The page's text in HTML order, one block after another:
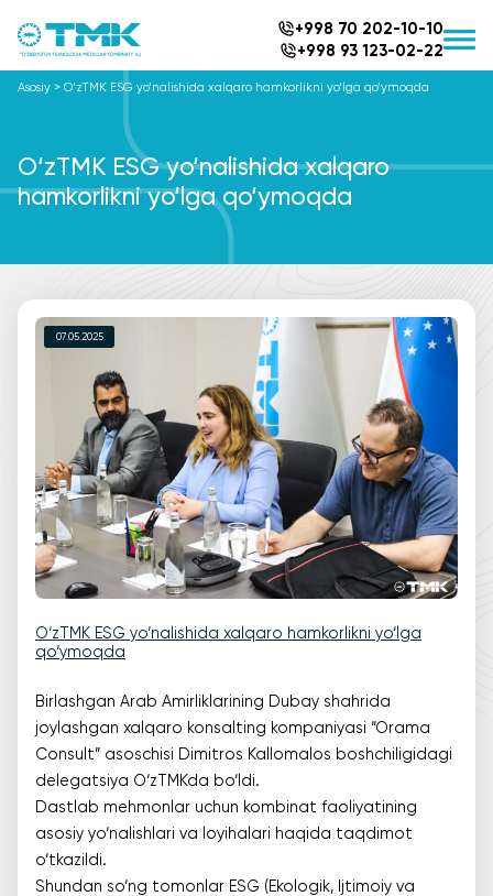
+998 70 202-10-10
+998 93 123-02-22
Asosiy > O‘zTMK ESG yo‘nalishida xalqaro hamkorlikni yo‘lga qo‘ymoqda
O‘zTMK ESG yo‘nalishida xalqaro
hamkorlikni yo‘lga qo‘ymoqda
07.05.2025
O‘zTMK ESG yo‘nalishida xalqaro hamkorlikni yo‘lga
qo‘ymoqda
Birlashgan Arab Amirliklarining Dubay shahrida
joylashgan xalqaro konsalting kompaniyasi “Orama
Consult” asoschisi Dimitros Kallomalos boshchiligidagi
delegatsiya O‘zTMKda bo‘ldi.
Dastlab mehmonlar uchun kombinat faoliyatining
asosiy yo‘nalishlari va loyihalari haqida taqdimot
o‘tkazildi.
Shundan so‘ng tomonlar ESG (Ekologik, Ijtimoiy va